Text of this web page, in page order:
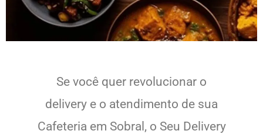
Se você quer revolucionar o
delivery e o atendimento de sua
Cafeteria em Sobral, o Seu Delivery